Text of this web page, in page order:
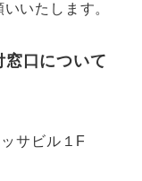
いたします。
口について
サビル１F